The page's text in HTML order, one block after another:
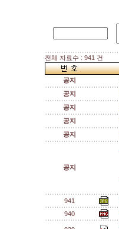
전체 자료수 : 941 건
공지
공지
공지
공지
공지
공지
941
940